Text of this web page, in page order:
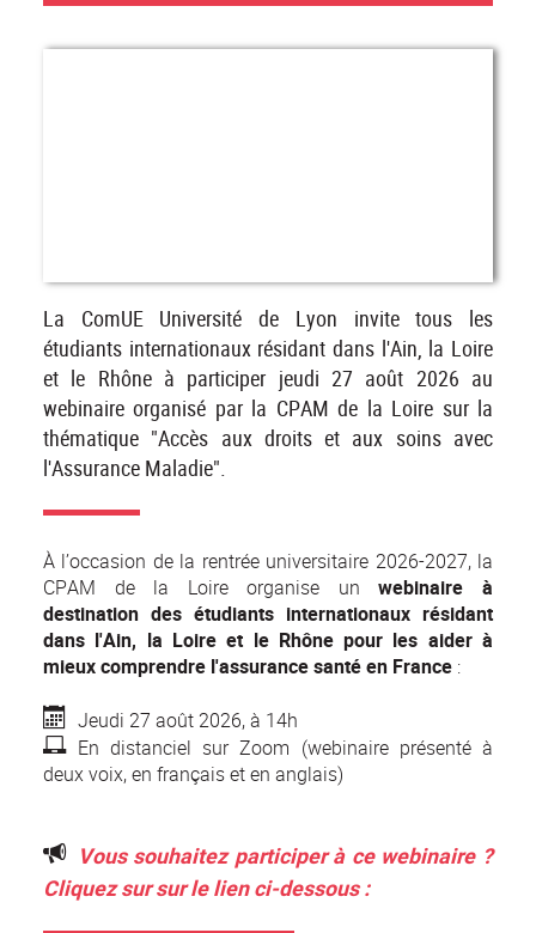
La ComUE Université de Lyon invite tous les
étudiants internationaux résidant dans l'Ain, la Loire
et le Rhône à participer jeudi 27 août 2026 au
webinaire organisé par la CPAM de la Loire sur la
thématique "Accès aux droits et aux soins avec
l'Assurance Maladie".
À l’occasion de la rentrée universitaire 2026-2027, la
CPAM de la Loire organise unwebinaire à
destination des étudiants internationaux résidant
dans l'Ain, la Loire et le Rhône pour les aider à
mieux comprendre l'assurance santé en France :
Jeudi 27 août 2026, à 14h
En distanciel sur Zoom (webinaire présenté à
deux voix, en français et en anglais)
Vous souhaitez participer à ce webinaire ?
Cliquez sur sur le lien ci-dessous :